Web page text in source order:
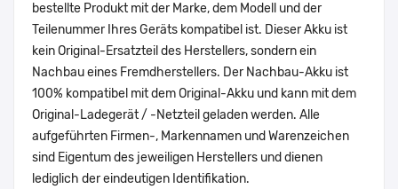
bestellte Produkt mit der Marke, dem Modell und der
Teilenummer Ihres Geräts kompatibel ist. Dieser Akku ist
kein Original-Ersatzteil des Herstellers, sondern ein
Nachbau eines Fremdherstellers. Der Nachbau-Akku ist
100% kompatibel mit dem Original-Akku und kann mit dem
Original-Ladegerät / -Netzteil geladen werden. Alle
aufgeführten Firmen-, Markennamen und Warenzeichen
sind Eigentum des jeweiligen Herstellers und dienen
lediglich der eindeutigen Identifikation.